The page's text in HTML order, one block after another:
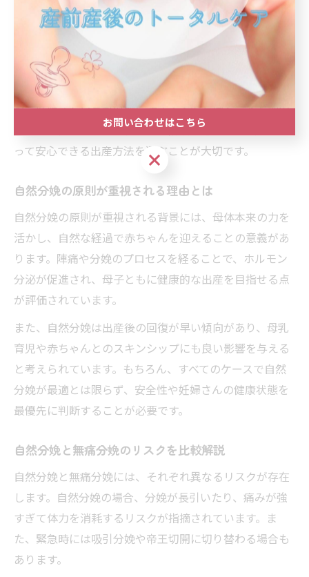
いが挙げられます。また、無痛分娩には医療的な手技や
麻酔が必要なため、リスクや費用を考慮して自然分娩を
選ぶ方も少なくありません。
さらに、施設によっては無痛分娩が受けられない場合
や、妊婦さん自身が麻酔に対する不安を抱くことも理由
です。家族や医療スタッフとの相談を通じて、自分にと
って安心できる出産方法を選ぶことが大切です。
自然分娩の原則が重視される理由とは
自然分娩の原則が重視される背景には、母体本来の力を
活かし、自然な経過で赤ちゃんを迎えることの意義があ
ります。陣痛や分娩のプロセスを経ることで、ホルモン
分泌が促進され、母子ともに健康的な出産を目指せる点
が評価されています。
また、自然分娩は出産後の回復が早い傾向があり、母乳
育児や赤ちゃんとのスキンシップにも良い影響を与える
と考えられています。もちろん、すべてのケースで自然
分娩が最適とは限らず、安全性や妊婦さんの健康状態を
最優先に判断することが必要です。
自然分娩と無痛分娩のリスクを比較解説
自然分娩と無痛分娩には、それぞれ異なるリスクが存在
します。自然分娩の場合、分娩が長引いたり、痛みが強
すぎて体力を消耗するリスクが指摘されています。ま
た、緊急時には吸引分娩や帝王切開に切り替わる場合も
あります。
お問い合わせはこちら
お問い合わせはこちら